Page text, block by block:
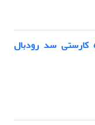
کارستی سد رودبال